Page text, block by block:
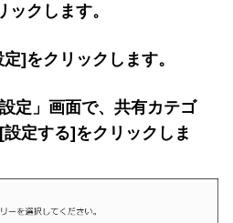
クします。
]をクリックします。
定」画面で、共有カテゴ
定する]をクリックしま